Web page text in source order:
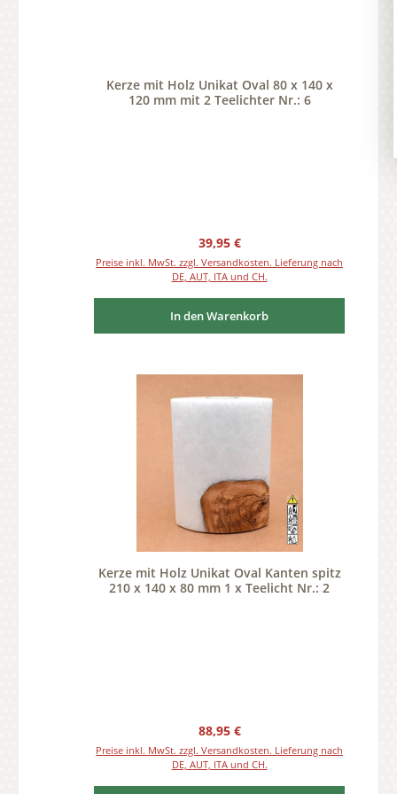
Kerze mit Holz Unikat Oval 80 x 140 x
120 mm mit 2 Teelichter Nr.: 6
Regulärer Preis:
39,95 €
Preise inkl. MwSt. zzgl. Versandkosten. Lieferung nach
DE, AUT, ITA und CH.
In den Warenkorb
Kerze mit Holz Unikat Oval Kanten spitz
210 x 140 x 80 mm 1 x Teelicht Nr.: 2
Regulärer Preis:
88,95 €
Preise inkl. MwSt. zzgl. Versandkosten. Lieferung nach
DE, AUT, ITA und CH.